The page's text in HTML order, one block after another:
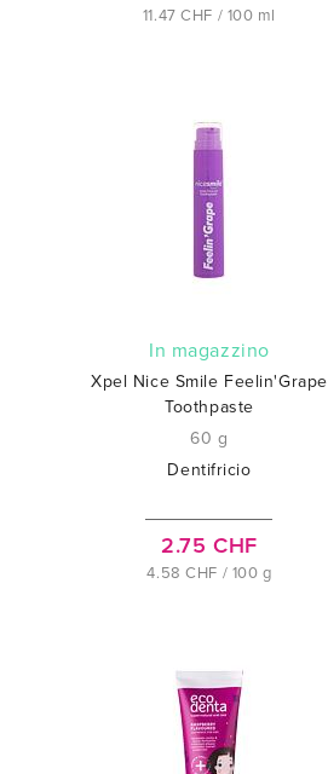
11.47 CHF / 100 ml
In magazzino
Xpel Nice Smile Feelin'Grape
Toothpaste
60 g
Dentifricio
2.75 CHF
4.58 CHF / 100 g